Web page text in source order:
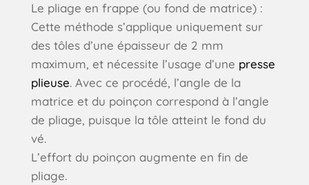
Le pliage en frappe (ou fond de matrice) :
Cette méthode s’applique uniquement sur
des tôles d’une épaisseur de 2 mm
maximum, et nécessite l’usage d’une presse
plieuse. Avec ce procédé, l’angle de la
matrice et du poinçon correspond à l’angle
de pliage, puisque la tôle atteint le fond du
vé.
L’effort du poinçon augmente en fin de
pliage.